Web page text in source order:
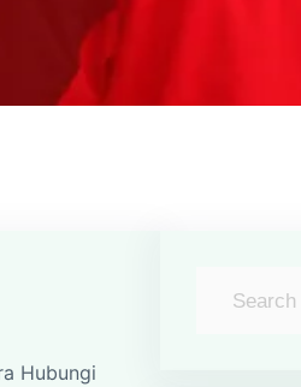
Hubungi